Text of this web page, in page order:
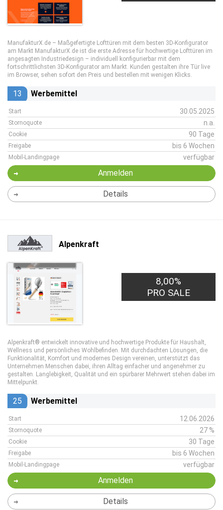
ManufakturX.de – Maßgefertigte Lofttüren mit dem besten 3D-Konfigurator
am Markt ManufakturX.de ist die erste Adresse für hochwertige Lofttüren im
angesagten Industriedesign – individuell konfigurierbar mit dem
fortschrittlichsten 3D-Konfigurator am Markt. Kunden gestalten ihre Tür live
im Browser, sehen sofort den Preis und bestellen mit wenigen Klicks.
13 Werbemittel
Start 30.05.2025
Stornoquote n.a.
Cookie 90 Tage
Freigabe bis 6 Wochen
Mobil-Landingpage verfügbar
Anmelden
Details
Alpenkraft
8,00%
PRO SALE
Alpenkraft® entwickelt innovative und hochwertige Produkte für Haushalt,
Wellness und persönliches Wohlbefinden. Mit durchdachten Lösungen, die
Funktionalität, Komfort und modernes Design vereinen, unterstützt das
Unternehmen Menschen dabei, ihren Alltag einfacher und angenehmer zu
gestalten. Langlebigkeit, Qualität und ein spürbarer Mehrwert stehen dabei im
Mittelpunkt.
25 Werbemittel
Start 12.06.2026
Stornoquote 27 %
Cookie 30 Tage
Freigabe bis 6 Wochen
Mobil-Landingpage verfügbar
Anmelden
Details